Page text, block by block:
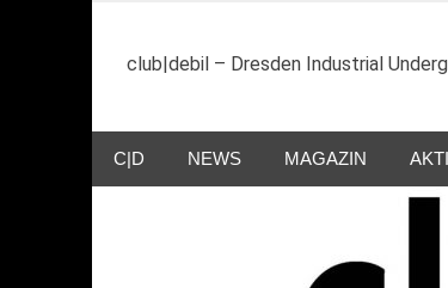
springen
club|debil – Dresden Industrial
C|D NEWS MAGAZIN